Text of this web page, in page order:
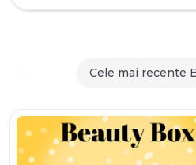
a
290,00
curent
79,90 lei.
Cele mai recente